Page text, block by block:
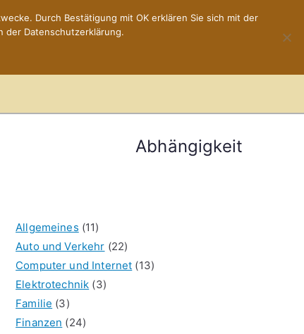
Abhängigkeit
Allgemeines (11)
Auto und Verkehr (22)
Computer und Internet (13)
Elektrotechnik (3)
Familie (3)
Finanzen (24)
Durch Bestätigung mit OK erklären Sie sich mit der
der Datenschutzerklärung.